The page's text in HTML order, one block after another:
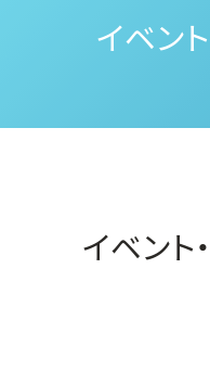
イベン
イベント